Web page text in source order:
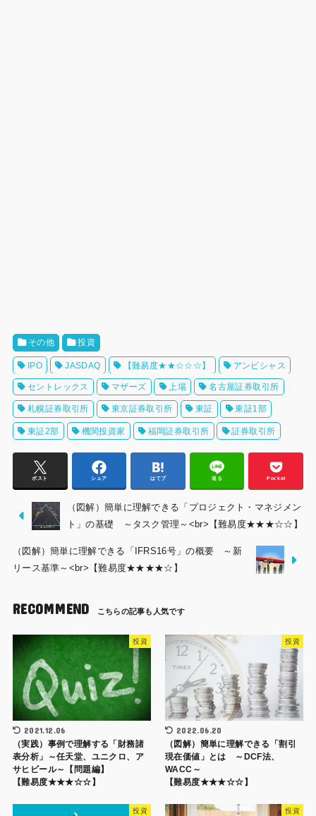
その他 投資
IPO JASDAQ 【難易度★★☆☆☆】 アンビシャス
セントレックス マザーズ 上場 名古屋証券取引所
札幌証券取引所 東京証券取引所 東証 東証1部
東証2部 機関投資家 福岡証券取引所 証券取引所
ポスト シェア はてブ 送る Pocket
（図解）簡単に理解できる「プロジェクト・マネジメン
ト」の基礎 ～タスク管理～<br>【難易度★★★☆☆】
（図解）簡単に理解できる「IFRS16号」の概要 ～新
リース基準～<br>【難易度★★★★☆】
RECOMMEND
投資
2021.12.06
（実践）事例で理解する「財務諸
表分析」～任天堂、ユニクロ、ア
サヒビール～【問題編】
【難易度★★★☆☆】
投資
2022.06.20
（図解）簡単に理解できる「割引
現在価値」とは ～DCF法、
WACC～
【難易度★★★☆☆】
投資 投資